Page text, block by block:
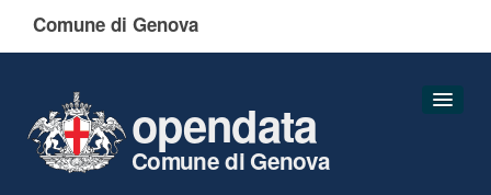
Comune di Genova
opendata
Comune di Genova